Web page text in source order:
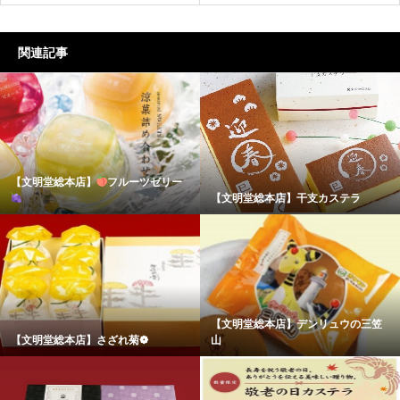
関連記事
【文明堂総本店】
フルーツゼリー
【文明堂総本店】干支カステラ
【文明堂総本店】さざれ菊❁
【文明堂総本店】デンリュウの三笠
山